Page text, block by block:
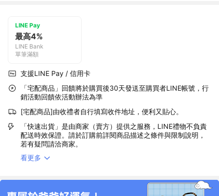
LINE Pay
最高4%
LINE Bank
單筆滿額
支援LINE Pay / 信用卡
「宅配商品」回饋將於購買後30天發送至購買者LINE帳號，行
銷活動回饋依活動辦法為準
[宅配商品]由收禮者自行填寫收件地址，便利又貼心。
「快速出貨」是由商家（賣方）提供之服務，LINE禮物不負責
配送時效保證。請於訂購前詳閱商品描述之條件與限制說明，
若有疑問請洽商家。
看更多